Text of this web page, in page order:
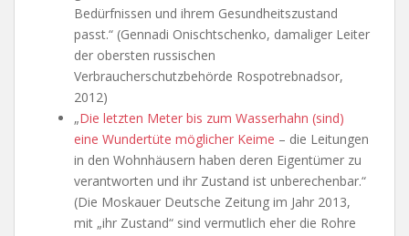
Bedürfnissen und ihrem Gesundheitszustand
passt.“ (Gennadi Onischtschenko, damaliger Leiter
der obersten russischen
Verbraucherschutzbehörde Rospotrebnadsor,
2012)
„Die letzten Meter bis zum Wasserhahn (sind)
eine Wundertüte möglicher Keime – die Leitungen
in den Wohnhäusern haben deren Eigentümer zu
verantworten und ihr Zustand ist unberechenbar.“
(Die Moskauer Deutsche Zeitung im Jahr 2013,
mit „ihr Zustand“ sind vermutlich eher die Rohre